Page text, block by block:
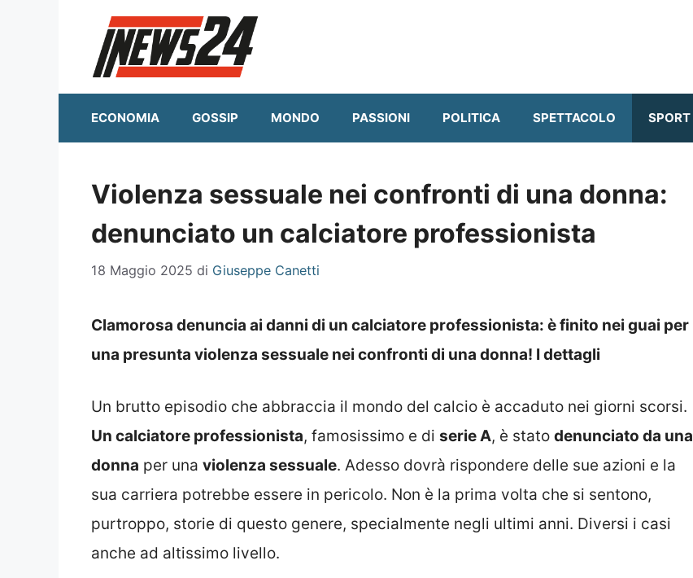
ECONOMIA GOSSIP MONDO PASSIONI POLITICA SPETTACOLO SPORT
Violenza sessuale nei confronti di una donna:
denunciato un calciatore professionista
18 Maggio 2025 di Giuseppe Canetti
Clamorosa denuncia ai danni di un calciatore professionista: è finito nei guai per
una presunta violenza sessuale nei confronti di una donna! I dettagli
Un brutto episodio che abbraccia il mondo del calcio è accaduto nei giorni scorsi.
Un calciatore professionista, famosissimo e di serie A, è stato denunciato da una
donna per una violenza sessuale. Adesso dovrà rispondere delle sue azioni e la
sua carriera potrebbe essere in pericolo. Non è la prima volta che si sentono,
purtroppo, storie di questo genere, specialmente negli ultimi anni. Diversi i casi
anche ad altissimo livello.